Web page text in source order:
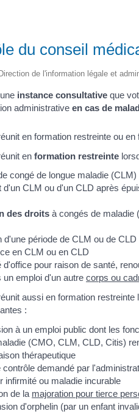
du conseil
de l'information légale et
instance consultative que
administrative en cas de
en formation restreinte ou en
en formation restreinte
congé de longue maladie
d'un CLM ou d'un CLD après
des droits à congés de maladie
d'une période de CLM ou de
en CLM ou en CLD
d'office pour raison de santé,
emploi d'un autre corps ou
aussi en formation
:
à un emploi public dont les
(CMO, CLM, CLD, Citis)
thérapeutique
demandé par
infirmité ou maladie incurable
de la majoration pour tierce
d'orphelin (par un enfant